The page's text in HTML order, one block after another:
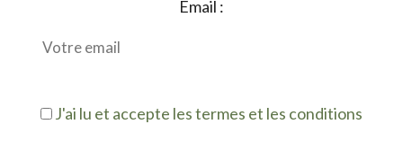
Email :
J'ai lu et accepte les termes et les conditions